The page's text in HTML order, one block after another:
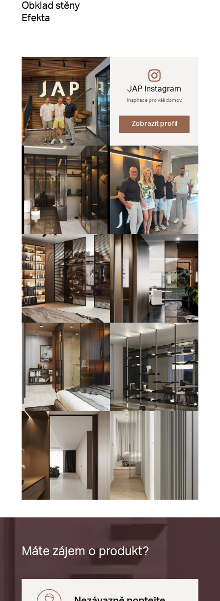
Obklad stěny
Efekta
JAP Instagram
Inspirace pro váš domov.
Zobrazit profil
Máte zájem o produkt?